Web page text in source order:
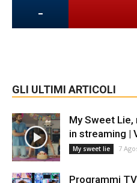
-
GLI ULTIMI ARTICOLI
My Sweet
in streaming |
My sweet lie 7
Programmi